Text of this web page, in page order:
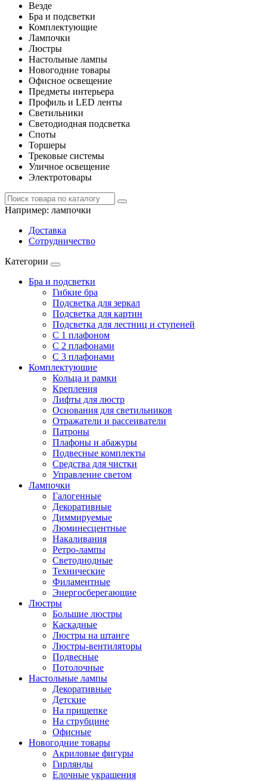
Везде
Бра и подсветки
Комплектующие
Лампочки
Люстры
Настольные лампы
Новогодние товары
Офисное освещение
Предметы интерьера
Профиль и LED ленты
Светильники
Светодиодная подсветка
Споты
Торшеры
Трековые системы
Уличное освещение
Электротовары
Например: лампочки
Доставка
Сотрудничество
Категории
Бра и подсветки
Гибкие бра
Подсветка для зеркал
Подсветка для картин
Подсветка для лестниц и ступеней
С 1 плафоном
С 2 плафонами
С 3 плафонами
Комплектующие
Кольца и рамки
Крепления
Лифты для люстр
Основания для светильников
Отражатели и рассеиватели
Патроны
Плафоны и абажуры
Подвесные комплекты
Средства для чистки
Управление светом
Лампочки
Галогенные
Декоративные
Диммируемые
Люминесцентные
Накаливания
Ретро-лампы
Светодиодные
Технические
Филаментные
Энергосберегающие
Люстры
Большие люстры
Каскадные
Люстры на штанге
Люстры-вентиляторы
Подвесные
Потолочные
Настольные лампы
Декоративные
Детские
На прищепке
На струбцине
Офисные
Новогодние товары
Акриловые фигуры
Гирлянды
Елочные украшения